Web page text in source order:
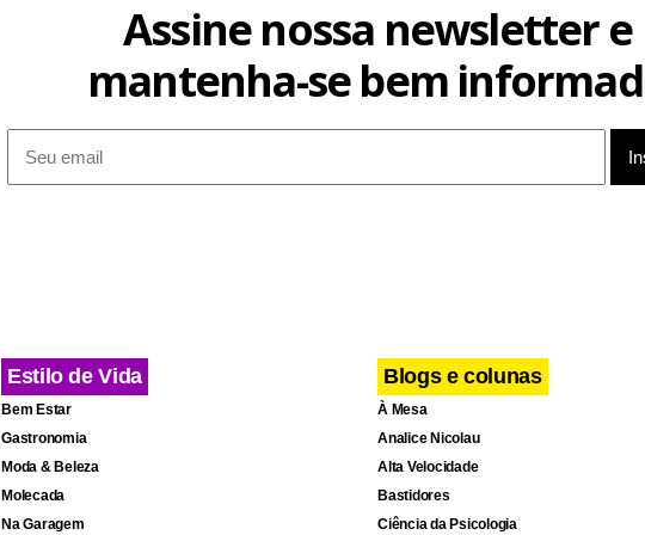
responsáveis como o Ministério Público Federal (MPF), o Tribunal de Contas
(TCU), o Ministério da Justiça (para envio ao Departamento de Polícia
Advocacia-Geral da União (AGU) e a Corregedoria-Geral da União.
Assine nossa newsletter e
mantenha-se bem
Estilo de Vida
Bem Estar
Gastronomia
Moda & Beleza
Molecada
Na Garagem
Blogs e colunas
À Mesa
Analice Nicolau
Alta Velocidade
Bastidores
Ciência da Psicologia